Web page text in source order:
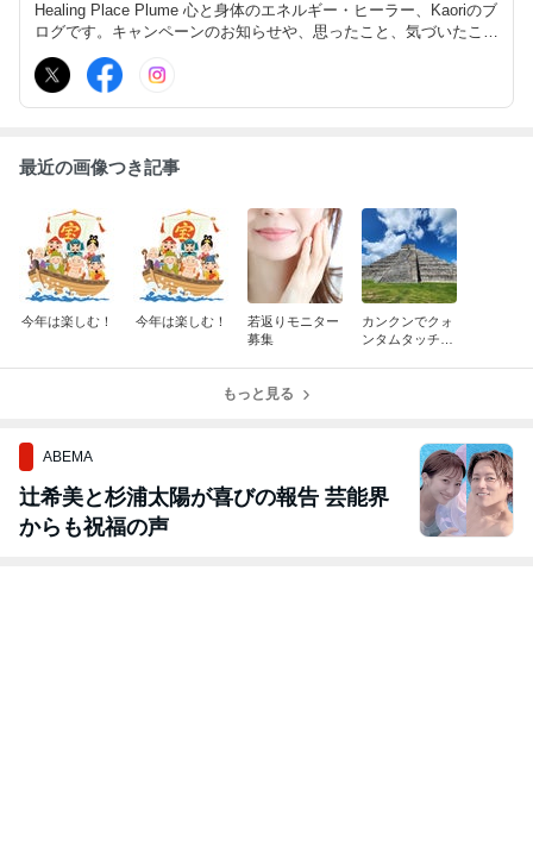
Healing Place Plume 心と身体のエネルギー・ヒーラー、Kaoriのブ
ログです。キャンペーンのお知らせや、思ったこと、気づいたこと
など綴っています。
最近の画像つき記事
今年は楽しむ！ 今年は楽しむ！
若返りモニター
募集
カンクンでクォ
ンタムタッチの
もっと見る
ABEMA
辻希美と杉浦太陽が喜びの報告 芸能界
からも祝福の声